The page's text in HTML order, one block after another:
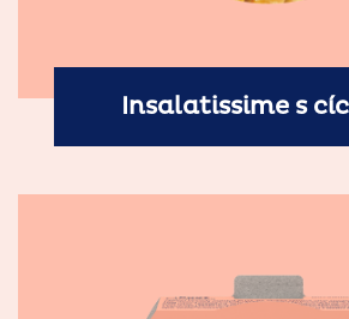
Insalatissime s